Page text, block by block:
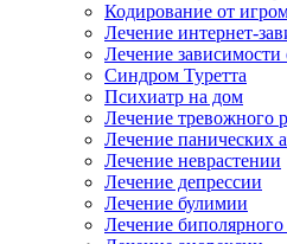
Кодирование от
Лечение интернет-
Лечение зависимости
Синдром Туретта
Психиатр на дом
Лечение тревожного
Лечение панических
Лечение неврастении
Лечение депрессии
Лечение булимии
Лечение биполярного